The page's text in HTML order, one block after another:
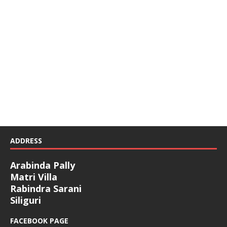
ADDRESS
Arabinda Pally
Matri Villa
Rabindra Sarani
Siliguri
FACEBOOK PAGE